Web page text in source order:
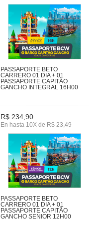
PASSAPORTE BETO
CARRERO 01 DIA + 01
PASSAPORTE CAPITÃO
GANCHO INTEGRAL 16H00
R$ 234,90
En hasta 10X de R$ 23,49
PASSAPORTE BETO
CARRERO 01 DIA + 01
PASSAPORTE CAPITÃO
GANCHO SENIOR 12H00